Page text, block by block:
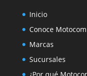
Inicio
Conoce Motocom
Marcas
Sucursales